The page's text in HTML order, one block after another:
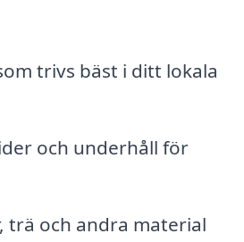
trivs bäst i ditt lokala
och underhåll för
trä och andra material